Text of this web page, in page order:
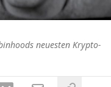
neuesten Krypto-